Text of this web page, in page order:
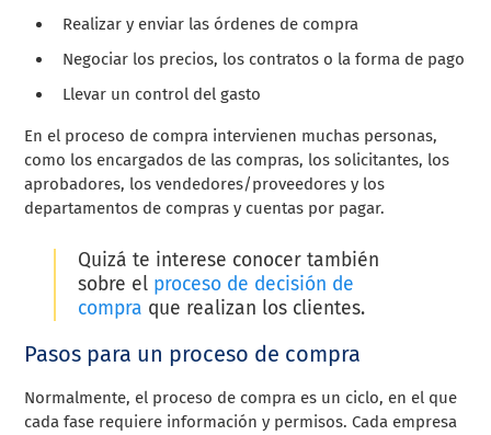
Realizar y enviar las órdenes de compra
Negociar los precios, los contratos o la forma de pago
Llevar un control del gasto
En el proceso de compra intervienen muchas personas,
como los encargados de las compras, los solicitantes, los
aprobadores, los vendedores/proveedores y los
departamentos de compras y cuentas por pagar.
Quizá te interese conocer también
sobre el proceso de decisión de
compra que realizan los clientes.
Pasos para un proceso de compra
Normalmente, el proceso de compra es un ciclo, en el que
cada fase requiere información y permisos. Cada empresa